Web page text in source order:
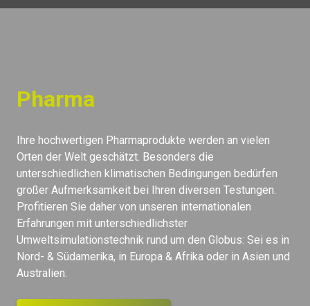
Pharma
Ihre hochwertigen Pharmaprodukte werden an vielen
Orten der Welt geschätzt. Besonders die
unterschiedlichen klimatischen Bedingungen bedürfen
großer Aufmerksamkeit bei Ihren diversen Testungen.
Profitieren Sie daher von unseren internationalen
Erfahrungen mit unterschiedlichster
Umweltsimulationstechnik rund um den Globus: Sei es in
Nord- & Südamerika, in Europa & Afrika oder in Asien und
Australien.